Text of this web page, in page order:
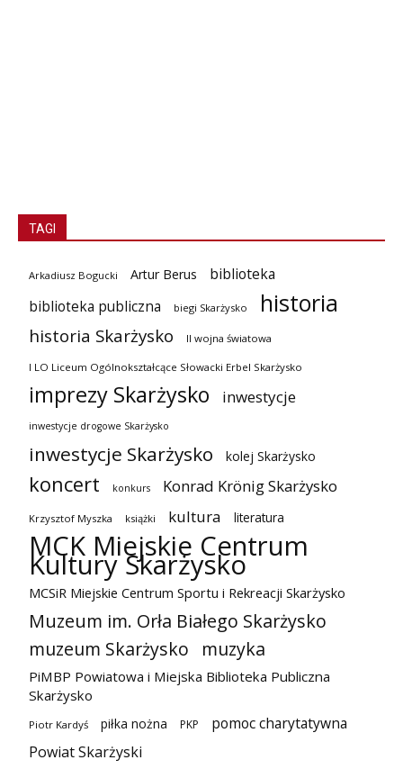
TAGI
Arkadiusz Bogucki Artur Berus
biblioteka
biblioteka publiczna
biegi Skarżysko historia
historia Skarżysko II wojna światowa
I LO Liceum Ogólnokształcące Słowacki Erbel Skarżysko
imprezy Skarżysko inwestycje
inwestycje drogowe Skarżysko
inwestycje Skarżysko kolej Skarżysko
koncert konkurs Konrad Krönig Skarżysko
Krzysztof Myszka książki kultura literatura
MCK Miejskie Centrum
Kultury Skarżysko
MCSiR Miejskie Centrum Sportu i Rekreacji Skarżysko
Muzeum im. Orła Białego Skarżysko
muzeum Skarżysko
muzyka
PiMBP Powiatowa i Miejska Biblioteka Publiczna
Skarżysko
Piotr Kardyś piłka nożna PKP
pomoc charytatywna
Powiat Skarżyski